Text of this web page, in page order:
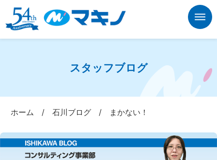
スタッフブログ
ホーム /石川ブログ / まかない！